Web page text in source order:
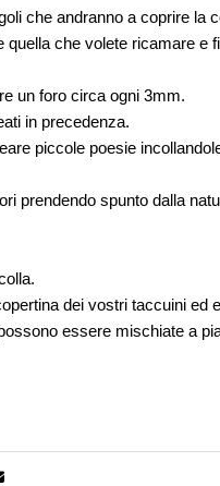
che andranno a coprire la
che volete ricamare e
un foro circa ogni 3mm.
in precedenza.
piccole poesie
prendendo spunto dalla
dei vostri taccuini ed
essere mischiate a